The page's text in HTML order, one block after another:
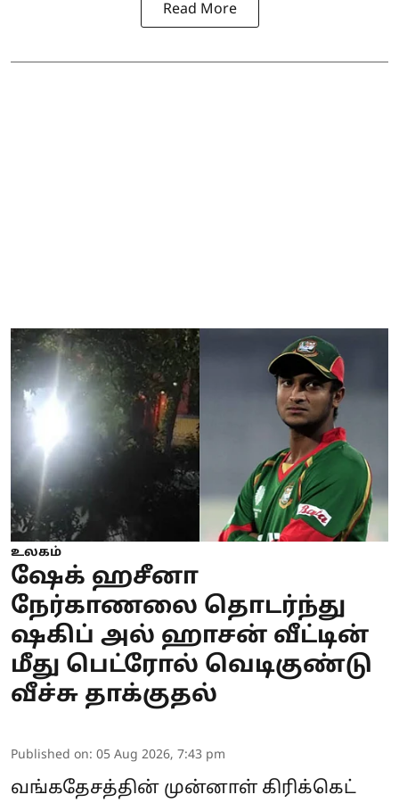
Read More
உலகம்
ஷேக் ஹசீனா
நேர்காணலை தொடர்ந்து
ஷகிப் அல் ஹாசன் வீட்டின்
மீது பெட்ரோல் வெடிகுண்டு
வீச்சு தாக்குதல்
Published on: 05 Aug 2026, 7:43 pm
வங்கதேசத்தின் முன்னாள் கிரிக்கெட்